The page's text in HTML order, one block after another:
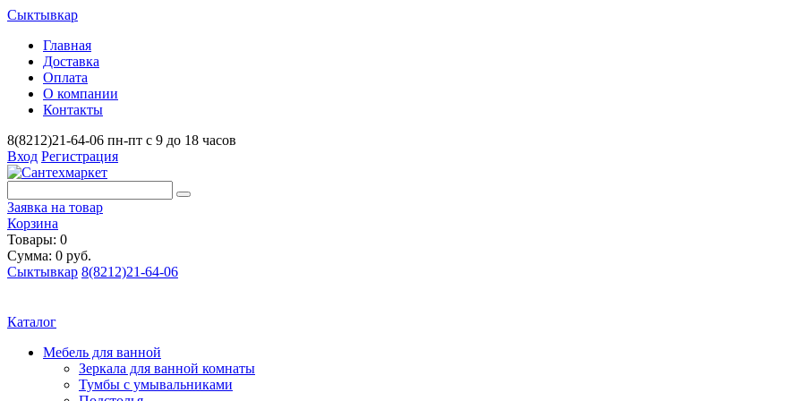
Сыктывкар
Главная
Доставка
Оплата
О компании
Контакты
8(8212)21-64-06 пн-пт с 9 до 18 часов
Вход Регистрация
Заявка на товар
Корзина
Товары: 0
Сумма: 0 руб.
Сыктывкар 8(8212)21-64-06
Каталог
Мебель для ванной
Зеркала для ванной комнаты
Тумбы с умывальниками